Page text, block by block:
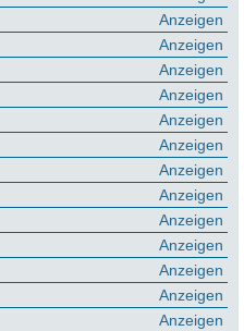
Anzeigen
Anzeigen
Anzeigen
Anzeigen
Anzeigen
Anzeigen
Anzeigen
Anzeigen
Anzeigen
Anzeigen
Anzeigen
Anzeigen
Anzeigen